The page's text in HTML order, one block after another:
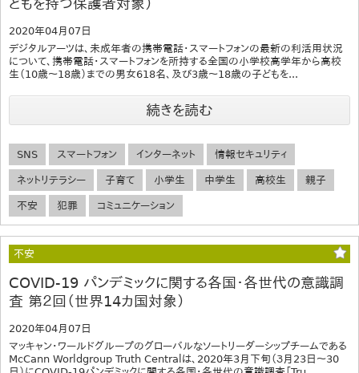
どもを持つ保護者対象）
2020年04月07日
デジタルアーツは、未成年者の携帯電話・スマートフォンの最新の利活用状況
について、携帯電話・スマートフォンを所持する全国の小学校高学年から高校
生（10歳～18歳）までの男女618名、及び3歳～18歳の子どもを...
続きを読む
SNS スマートフォン インターネット 情報セキュリティ
ネットリテラシー 子育て 小学生 中学生 高校生 親子
不安 犯罪 コミュニケーション
不安
COVID-19 パンデミックに関する各国・各世代の意識調
査 第２回（世界14カ国対象）
2020年04月07日
マッキャン・ワールドグループのグローバルなソートリーダーシップチームである
McCann Worldgroup Truth Centralは、2020年3月下旬（３月23日〜30